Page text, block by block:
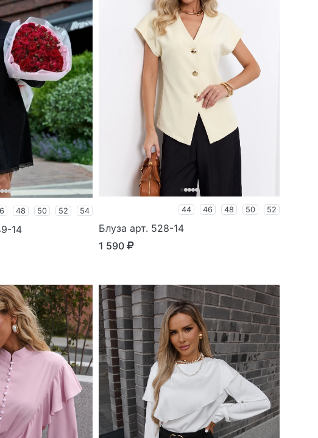
48 50 52 54
14
44 46 48 50 52
Блуза арт. 528-14
1 590